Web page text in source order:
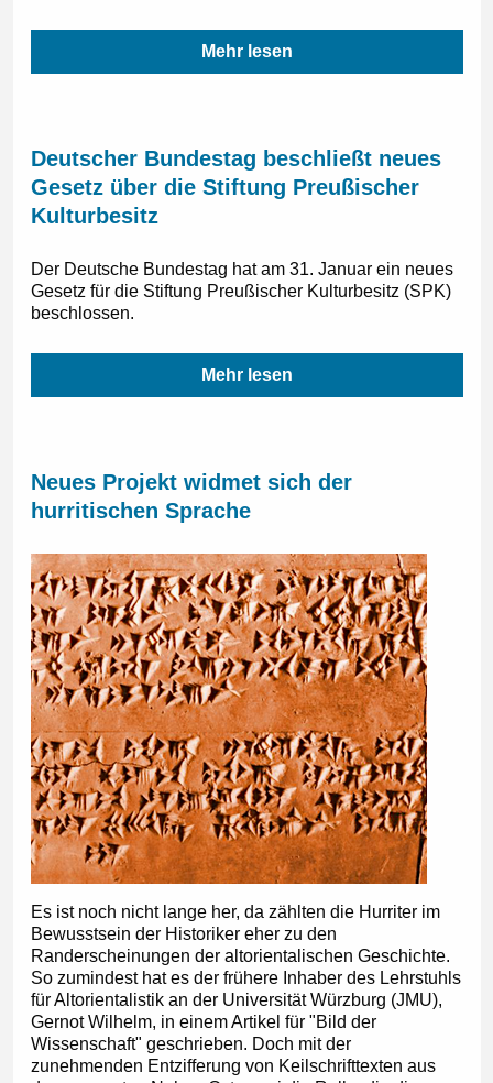
Mehr lesen
Deutscher Bundestag beschließt neues
Gesetz über die Stiftung Preußischer
Kulturbesitz
Der Deutsche Bundestag hat am 31. Januar ein neues
Gesetz für die Stiftung Preußischer Kulturbesitz (SPK)
beschlossen.
Mehr lesen
Neues Projekt widmet sich der
hurritischen Sprache
Es ist noch nicht lange her, da zählten die Hurriter im
Bewusstsein der Historiker eher zu den
Randerscheinungen der altorientalischen Geschichte.
So zumindest hat es der frühere Inhaber des Lehrstuhls
für Altorientalistik an der Universität Würzburg (JMU),
Gernot Wilhelm, in einem Artikel für "Bild der
Wissenschaft" geschrieben. Doch mit der
zunehmenden Entzifferung von Keilschrifttexten aus